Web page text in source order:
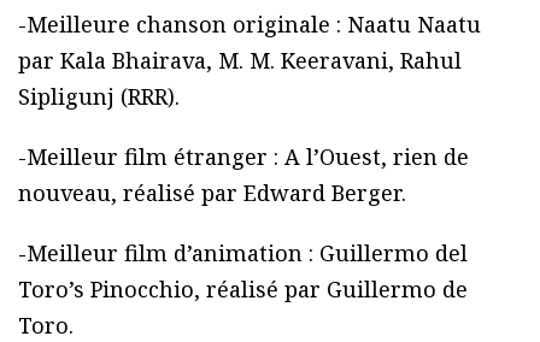
-Meilleure chanson originale : Naatu Naatu
par Kala Bhairava, M. M. Keeravani, Rahul
Sipligunj (RRR).
-Meilleur film étranger : A l’Ouest, rien de
nouveau, réalisé par Edward Berger.
-Meilleur film d’animation : Guillermo del
Toro’s Pinocchio, réalisé par Guillermo de
Toro.